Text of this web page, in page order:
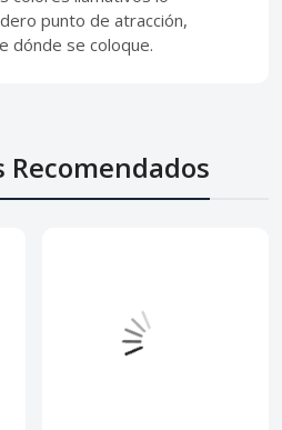
punto de atracción,
dónde se coloque.